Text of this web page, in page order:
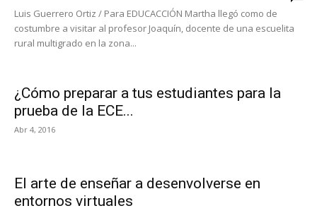
Luis Guerrero Ortiz / Para EDUCACCIÓN Martha llegó como de
costumbre a visitar al profesor Joaquín, docente de una escuelita
rural multigrado en la zona...
¿Cómo preparar a tus estudiantes para la
prueba de la ECE...
Abr 4, 2016
El arte de enseñar a desenvolverse en
entornos virtuales